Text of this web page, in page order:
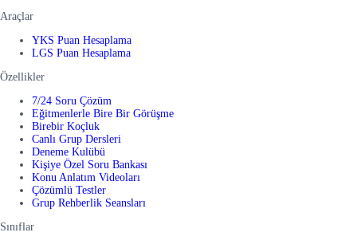
Araçlar
YKS Puan Hesaplama
LGS Puan Hesaplama
Özellikler
7/24 Soru Çözüm
Eğitmenlerle Bire Bir Görüşme
Birebir Koçluk
Canlı Grup Dersleri
Deneme Kulübü
Kişiye Özel Soru Bankası
Konu Anlatım Videoları
Çözümlü Testler
Grup Rehberlik Seansları
Sınıflar